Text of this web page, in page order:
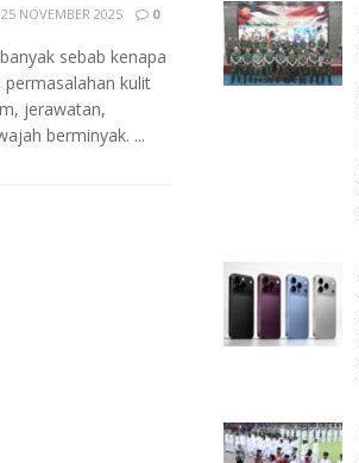
NOVEMBER 2025 0
sebab kenapa
kulit
jerawatan,
berminyak. ...